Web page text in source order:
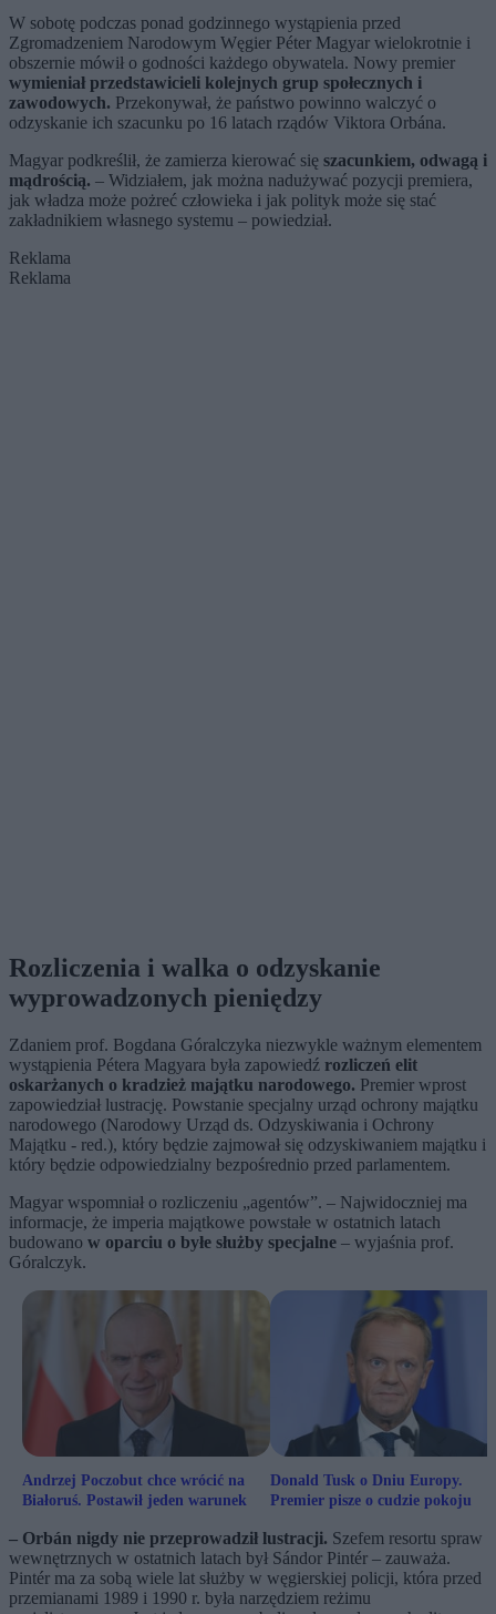
W sobotę podczas ponad godzinnego wystąpienia przed
Zgromadzeniem Narodowym Węgier Péter Magyar wielokrotnie i
obszernie mówił o godności każdego obywatela. Nowy premier
wymieniał przedstawicieli kolejnych grup społecznych i
zawodowych. Przekonywał, że państwo powinno walczyć o
odzyskanie ich szacunku po 16 latach rządów Viktora Orbána.
Magyar podkreślił, że zamierza kierować się szacunkiem, odwagą i
mądrością. – Widziałem, jak można nadużywać pozycji premiera,
jak władza może pożreć człowieka i jak polityk może się stać
zakładnikiem własnego systemu – powiedział.
Reklama
Reklama
Rozliczenia i walka o odzyskanie
wyprowadzonych pieniędzy
Zdaniem prof. Bogdana Góralczyka niezwykle ważnym elementem
wystąpienia Pétera Magyara była zapowiedź rozliczeń elit
oskarżanych o kradzież majątku narodowego. Premier wprost
zapowiedział lustrację. Powstanie specjalny urząd ochrony majątku
narodowego (Narodowy Urząd ds. Odzyskiwania i Ochrony
Majątku - red.), który będzie zajmował się odzyskiwaniem majątku i
który będzie odpowiedzialny bezpośrednio przed parlamentem.
Magyar wspomniał o rozliczeniu „agentów”. – Najwidoczniej ma
informacje, że imperia majątkowe powstałe w ostatnich latach
budowano w oparciu o byłe służby specjalne – wyjaśnia prof.
Góralczyk.
Andrzej Poczobut chce wrócić na
Białoruś. Postawił jeden warunek
Donald Tusk o Dniu Europy.
Premier pisze o cudzie pokoju
– Orbán nigdy nie przeprowadził lustracji. Szefem resortu spraw
wewnętrznych w ostatnich latach był Sándor Pintér – zauważa.
Pintér ma za sobą wiele lat służby w węgierskiej policji, która przed
przemianami 1989 i 1990 r. była narzędziem reżimu